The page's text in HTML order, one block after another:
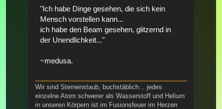
"Ich habe Dinge gesehen, die sich kein
Mensch vorstellen kann...
ich habe den Beam gesehen, glitzernd in
der Unendlichkeit..."
~medusa.
Wir sind Sternenstaub, buchstäblich... jedes
einzelne Atom schwerer als Wasserstoff und Helium
in unseren Körpern ist im Fusionsfeuer im Herzen